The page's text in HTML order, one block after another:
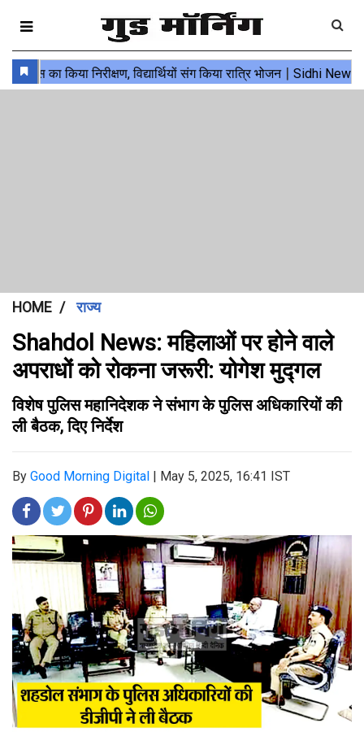
HOME राज्य
Shahdol News: महिलाओं पर होने वाले
अपराधों को रोकना जरूरी: योगेश मुद्गल
विशेष पुलिस महानिदेशक ने संभाग के पुलिस अधिकारियों की
ली बैठक, दिए निर्देश
By Good Morning Digital | May 5, 2025, 16:41 IST